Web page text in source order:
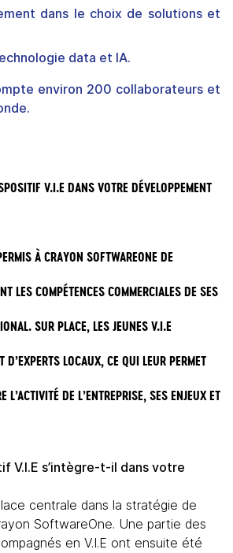
dans le choix de solutions et
data et IA.
environ 200 collaborateurs et
V.I.E DANS VOTRE DÉVELOPPEMENT
À CRAYON SOFTWAREONE DE
LES COMPÉTENCES COMMERCIALES DE SES
SUR PLACE, LES JEUNES V.I.E
D’EXPERTS LOCAUX, CE QUI LEUR PERMET
L’ACTIVITÉ DE L’ENTREPRISE, SES ENJEUX ET
V.I.E s’intègre-t-il dans votre
centrale dans la stratégie de
SoftwareOne. Une partie des
en V.I.E ont ensuite été